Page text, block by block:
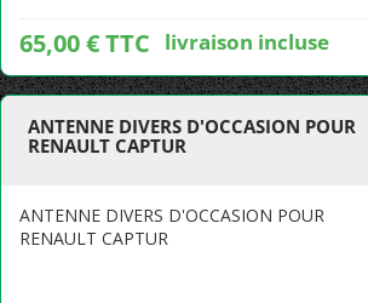
65,00 € TTC livraison incluse
ANTENNE DIVERS D'OCCASION POUR
RENAULT CAPTUR
ANTENNE DIVERS D'OCCASION POUR
RENAULT CAPTUR